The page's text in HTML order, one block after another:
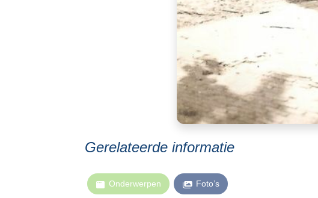
Gerelateerde informatie
Onderwerpen Foto’s